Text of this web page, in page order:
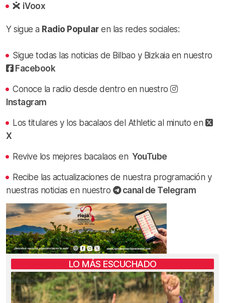
iVoox
Y sigue a Radio Popularen las redes sociales:
Sigue todas las noticias de Bilbao y Bizkaia en nuestro
Facebook
Conoce la radio desde dentro en nuestro
Instagram
Los titulares y los bacalaos del Athletic al minuto en
X
Revive los mejores bacalaos en YouTube
Recibe las actualizaciones de nuestra programación y
nuestras noticias en nuestro
canal de Telegram
LO MÁS ESCUCHADO